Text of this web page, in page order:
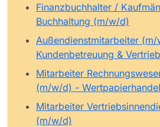
Finanzbuchhalter /
Buchhaltung (m/w/d)
Außendienstmitarbeiter
Kundenbetreuung & Vertrieb
Mitarbeiter
(m/w/d) - Wertpapierhandel
Mitarbeiter
(m/w/d)